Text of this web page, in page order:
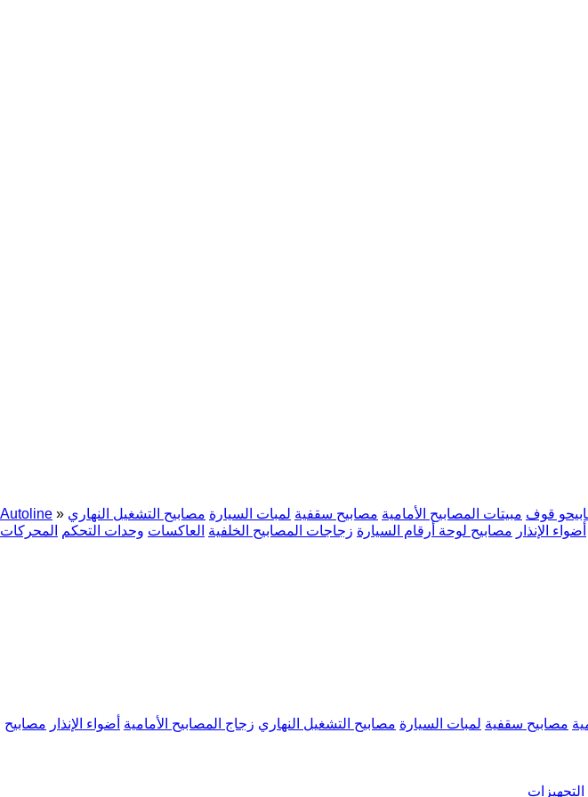
Autoline » قوف مبيتات المصابيح الأمامية مصابيح سقفية لمبات السيارة مصابيح التشغيل النهاري
أضواء الإنذار مصابيح لوحة أرقام السيارة زجاجات المصابيح الخلفية العاكسات وحدات التحكم المحركات
مصابيح سقفية لمبات السيارة مصابيح التشغيل النهاري زجاج المصابيح الأمامية أضواء الإنذار مصابيح
التجهيزات